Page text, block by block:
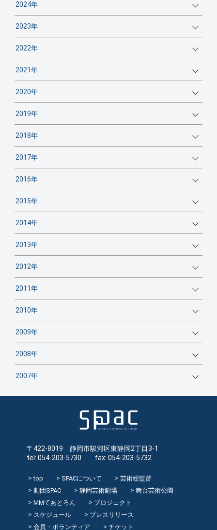
2024年
2023年
2022年
2021年
2020年
2019年
2018年
2017年
2016年
2015年
2014年
2013年
2012年
2011年
2010年
2009年
2008年
2007年
〒422-8019 静岡市駿河区東静岡2丁目3-1
tel: 054-203-5730 fax: 054-203-5732
top SPACについて
芸術総監督
劇団SPAC
静岡芸術劇場
舞台芸術公園
MMてあとろん
プロジェクト
スケジュール
プレスリリース
会員・ボランティア
チケット